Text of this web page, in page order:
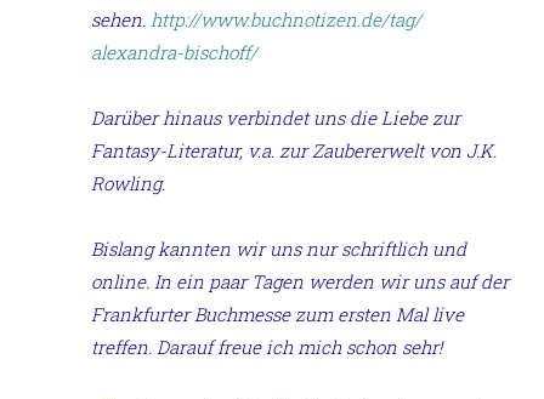
sehen. http://www.buchnotizen.de/tag/
alexandra-bischoff/
Darüber hinaus verbindet uns die Liebe zur
Fantasy-Literatur, v.a. zur Zaubererwelt von J.K.
Rowling.
Bislang kannten wir uns nur schriftlich und
online. In ein paar Tagen werden wir uns auf der
Frankfurter Buchmesse zum ersten Mal live
treffen. Darauf freue ich mich schon sehr!